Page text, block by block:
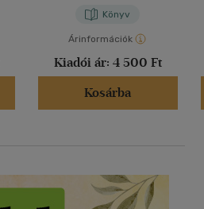
Könyv
Árinformációk
Kiadói ár: 4 500 Ft
Kosárba